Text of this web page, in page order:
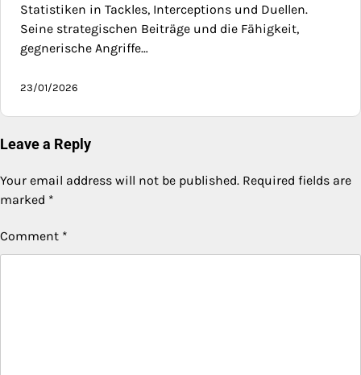
Statistiken in Tackles, Interceptions und Duellen.
Seine strategischen Beiträge und die Fähigkeit,
gegnerische Angriffe…
23/01/2026
Leave a Reply
Your email address will not be published. Required fields are
marked *
Comment *